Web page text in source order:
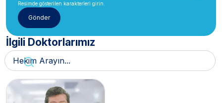
Resimde gösterilen karakterleri girin.
İlgili Doktorlarımız